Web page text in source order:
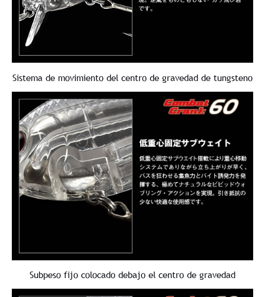
Sistema de movimiento del centro de gravedad de tungsteno
Subpeso fijo colocado debajo el centro de gravedad